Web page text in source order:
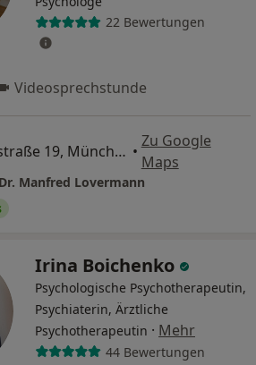
22 Bewertungen
Videosprechstunde
Montsalvatstraße 19, München •
Zu Google
Maps
Manfred Lovermann
Irina Boichenko
Psychologische Psychotherapeutin,
Psychiaterin, Ärztliche
Psychotherapeutin · Mehr
44 Bewertungen